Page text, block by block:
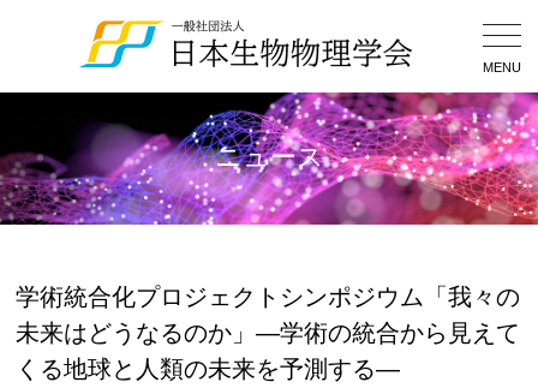
MENU
ニュース
学術統合化プロジェクトシンポジウム「我々の
未来はどうなるのか」―学術の統合から見えて
くる地球と人類の未来を予測する―